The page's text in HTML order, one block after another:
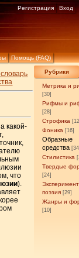
Помощь (FAQ)
Регистрация Вход
Рубрики
Метрика и
[30]
Рифмы и
[28]
Строфика
Фоника [16]
Образные
средства
Стилистика
Твердые
[24]
поэзия [29]
Жанры и
[10]
какой-
что
).